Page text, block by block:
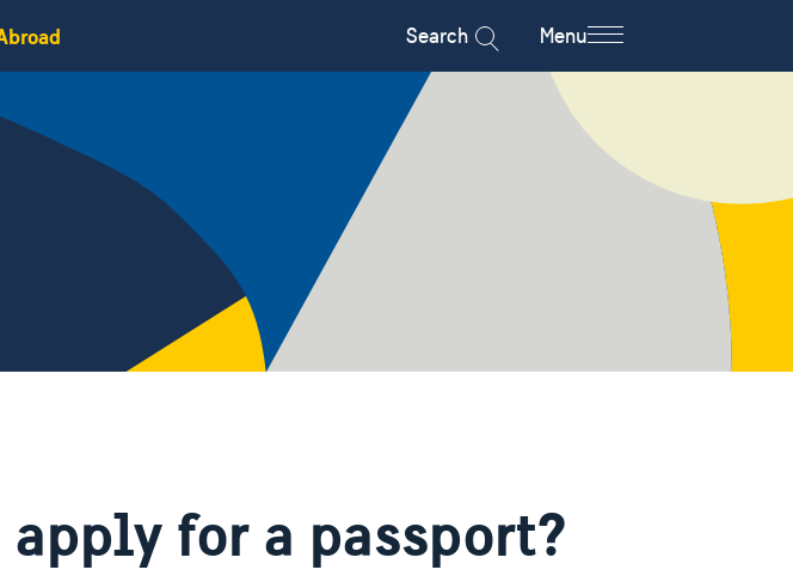
Search Menu
apply for a passport?